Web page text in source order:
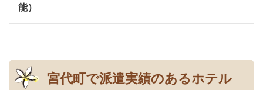
能）
宮代町で派遣実績のあるホテル